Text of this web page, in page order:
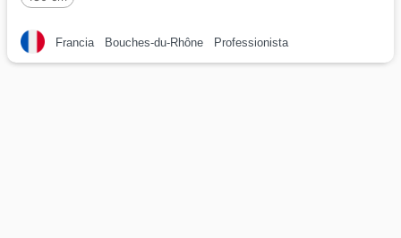
Francia Bouches-du-Rhône Professionista